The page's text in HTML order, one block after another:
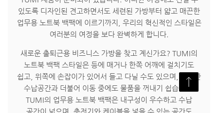
있도록 디자인된 견고하면서도 세련된 가방부터 얇고 매끈한
업무용 노트북 백팩에 이르기까지, 우리의 혁신적인 스타일은
여러분의 여정을 보다 완벽하게 합니다.
새로운 출퇴근용 비즈니스 가방을 찾고 계신가요? TUMI의
노트북 백팩 스타일은 등에 매거나 한쪽 어깨에 걸치기도
쉽고, 위쪽에 손잡이가 있어서 들고 다닐 수도 있으며, 다양한
수납공간과 더불어 이동 중에도 물품을 꺼내기 쉽습니다.
TUMI의 업무용 노트북 백팩은 내구성이 우수하고 수납
공간이 넓으며, 충전기와 케이블을 넣을 수 있는 공간도